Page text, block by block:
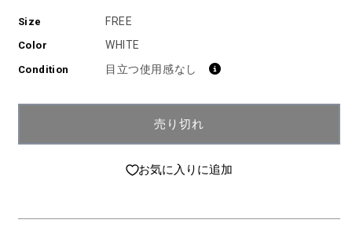
価
格
Size FREE
Color WHITE
Condition 目立つ使用感なし
売り切れ
お気に入りに追加